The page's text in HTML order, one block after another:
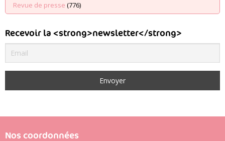
Revue de presse (776)
Recevoir la <strong>newsletter</strong>
Nos coordonnées